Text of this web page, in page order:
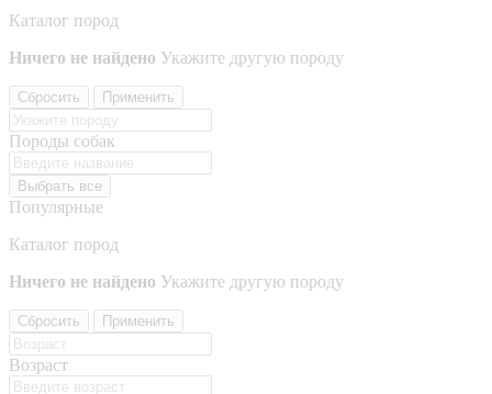
Каталог пород
Ничего не найдено Укажите другую породу
Сбросить Применить
Породы собак
Выбрать все
Популярные
Каталог пород
Ничего не найдено Укажите другую породу
Сбросить Применить
Возраст